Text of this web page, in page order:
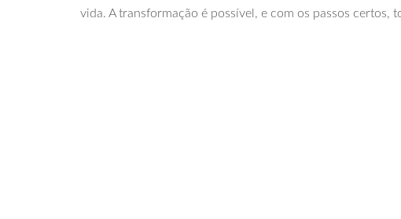
vida. A transformação é possível, e com os passos certos,